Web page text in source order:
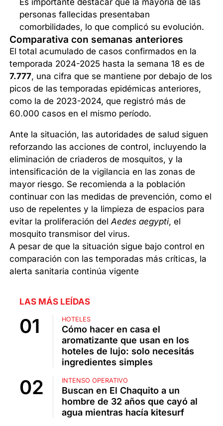
personas fallecidas presentaban
comorbilidades, lo que complicó su evolución.
Comparativa con semanas anteriores
El total acumulado de casos confirmados en la
temporada 2024-2025 hasta la semana 18 es de
7.777, una cifra que se mantiene por debajo de los
picos de las temporadas epidémicas anteriores,
como la de 2023-2024, que registró más de
60.000 casos en el mismo período.
Ante la situación, las autoridades de salud siguen
reforzando las acciones de control, incluyendo la
eliminación de criaderos de mosquitos, y la
intensificación de la vigilancia en las zonas de
mayor riesgo. Se recomienda a la población
continuar con las medidas de prevención, como el
uso de repelentes y la limpieza de espacios para
evitar la proliferación delAedes aegypti, el
mosquito transmisor del virus.
A pesar de que la situación sigue bajo control en
comparación con las temporadas más críticas, la
alerta sanitaria continúa vigente
LAS MÁS LEÍDAS
HOTELES
Cómo hacer en casa el
aromatizante que usan en los
hoteles de lujo: solo necesitás
ingredientes simples
INTENSO OPERATIVO
Buscan en El Chaquito a un
hombre de 32 años que cayó al
agua mientras hacía kitesurf